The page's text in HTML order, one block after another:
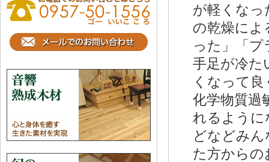
が軽くなっ
の乾燥によ
った」「
手足が冷た
くなって
化学物質過
れるように
どなどみ
た方から